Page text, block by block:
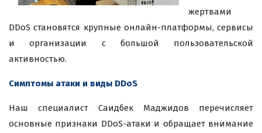
жертвами
DDoS становятся крупные онлайн-платформы, сервисы
и организации с большой пользовательской
активностью.
Симптомы атаки и виды DDoS
Наш специалист Саидбек Маджидов перечисляет
основные признаки DDoS-атаки и обращает внимание